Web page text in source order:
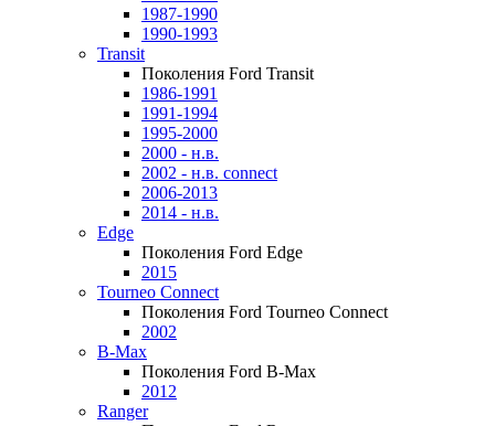
1987-1990
1990-1993
Transit
Поколения Ford Transit
1986-1991
1991-1994
1995-2000
2000 - н.в.
2002 - н.в. connect
2006-2013
2014 - н.в.
Edge
Поколения Ford Edge
2015
Tourneo Connect
Поколения Ford Tourneo Connect
2002
B-Max
Поколения Ford B-Max
2012
Ranger